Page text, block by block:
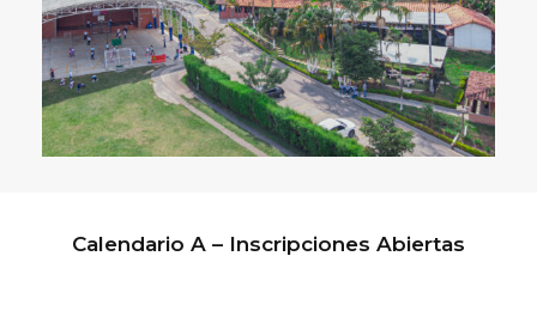
Calendario A – Inscripciones Abiertas